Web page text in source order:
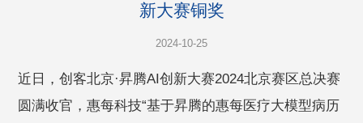
新大赛铜奖
2024-10-25
近日，创客北京·昇腾AI创新大赛2024北京赛区总决赛
圆满收官，惠每科技“基于昇腾的惠每医疗大模型病历